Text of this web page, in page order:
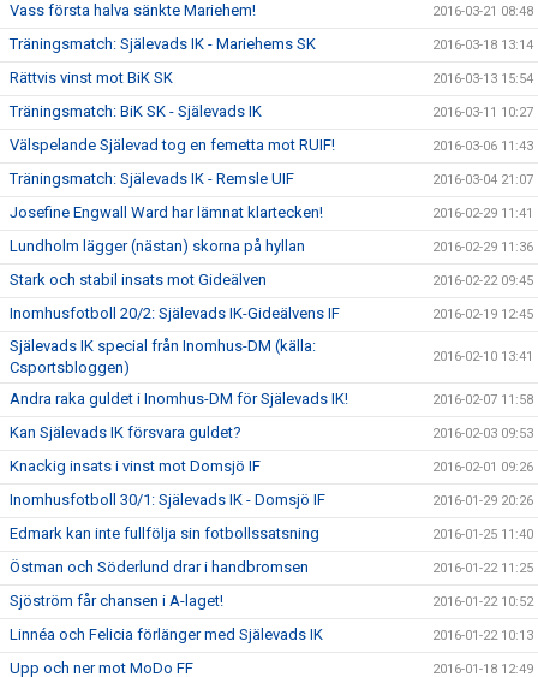
Vass första halva sänkte Mariehem! 2016-03-21 08:48
Träningsmatch: Själevads IK - Mariehems SK 2016-03-18 13:14
Rättvis vinst mot BiK SK 2016-03-13 15:54
Träningsmatch: BiK SK - Själevads IK 2016-03-11 10:27
Välspelande Själevad tog en femetta mot RUIF! 2016-03-06 11:43
Träningsmatch: Själevads IK - Remsle UIF 2016-03-04 21:07
Josefine Engwall Ward har lämnat klartecken! 2016-02-29 11:41
Lundholm lägger (nästan) skorna på hyllan 2016-02-29 11:36
Stark och stabil insats mot Gideälven 2016-02-22 09:45
Inomhusfotboll 20/2: Själevads IK-Gideälvens IF 2016-02-19 12:45
Själevads IK special från Inomhus-DM (källa:
Csportsbloggen)
2016-02-10 13:41
Andra raka guldet i Inomhus-DM för Själevads IK! 2016-02-07 11:58
Kan Själevads IK försvara guldet? 2016-02-03 09:53
Knackig insats i vinst mot Domsjö IF 2016-02-01 09:26
Inomhusfotboll 30/1: Själevads IK - Domsjö IF 2016-01-29 20:26
Edmark kan inte fullfölja sin fotbollssatsning 2016-01-25 11:40
Östman och Söderlund drar i handbromsen 2016-01-22 11:25
Sjöström får chansen i A-laget! 2016-01-22 10:52
Linnéa och Felicia förlänger med Själevads IK 2016-01-22 10:13
Upp och ner mot MoDo FF 2016-01-18 12:49